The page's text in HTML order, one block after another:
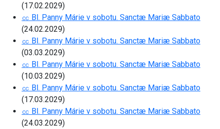
(17.02.2029)
㏄ Bl. Panny Márie v sobotu. Sanctæ Mariæ Sabbato
(24.02.2029)
㏄ Bl. Panny Márie v sobotu. Sanctæ Mariæ Sabbato
(03.03.2029)
㏄ Bl. Panny Márie v sobotu. Sanctæ Mariæ Sabbato
(10.03.2029)
㏄ Bl. Panny Márie v sobotu. Sanctæ Mariæ Sabbato
(17.03.2029)
㏄ Bl. Panny Márie v sobotu. Sanctæ Mariæ Sabbato
(24.03.2029)